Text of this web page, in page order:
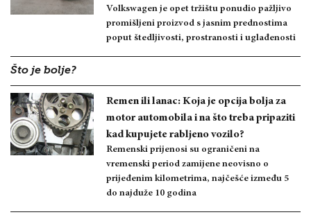
Volkswagen je opet tržištu ponudio pažljivo
promišljeni proizvod s jasnim prednostima
poput štedljivosti, prostranosti i uglađenosti
Što je bolje?
Remen ili lanac: Koja je opcija bolja za
motor automobila i na što treba pripaziti
kad kupujete rabljeno vozilo?
Remenski prijenosi su ograničeni na
vremenski period zamijene neovisno o
prijeđenim kilometrima, najčešće između 5
do najduže 10 godina